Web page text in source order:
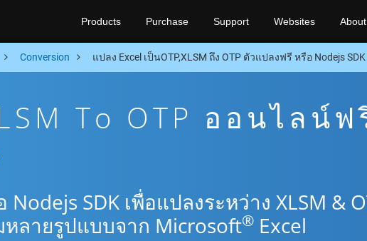
Products Purchase Support Websites About
Conversion แปลง Excel เป็นOTP,XLSM ถึง OTP ตัวแปลงฟรี หรือ Nodejs SDK
To OTP ออนไลน์ฟ
SDK เพื่อแปลงระหว่าง XLSM &
ลายรูปแบบจาก Microsoft® Excel